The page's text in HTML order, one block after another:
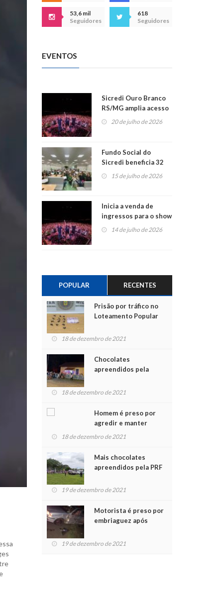
53,6 mil
Seguidores
618
Seguidores
EVENTOS
Sicredi Ouro Branco
RS/MG amplia acesso
ao show dos 45 anos
20 de julho de 2026
Fundo Social do
Sicredi beneficia 32
projetos em
Montenegro
15 de julho de 2026
Inicia a venda de
ingressos para o show
do Jota Quest nos 45
14 de julho de 2026
POPULAR RECENTES
Prisão por tráfico no
Loteamento Popular
18 de dezembro de 2021
Chocolates
apreendidos pela
para crianças na
18 de dezembro de 2021
Homem é preso por
agredir e manter
mulher em cárcere
18 de dezembro de 2021
Mais chocolates
apreendidos pela PRF
crianças no Natal
19 de dezembro de 2021
Motorista é preso por
embriaguez após
feridos
19 de dezembro de 2021